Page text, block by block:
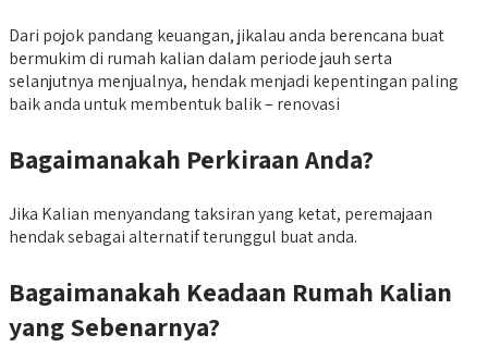
Dari pojok pandang keuangan, jikalau anda berencana buat
bermukim di rumah kalian dalam periode jauh serta
selanjutnya menjualnya, hendak menjadi kepentingan paling
baik anda untuk membentuk balik – renovasi
Bagaimanakah Perkiraan Anda?
Jika Kalian menyandang taksiran yang ketat, peremajaan
hendak sebagai alternatif terunggul buat anda.
Bagaimanakah Keadaan Rumah Kalian
yang Sebenarnya?